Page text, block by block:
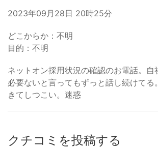
2023年09月28日 20時25分
どこからか：不明
目的：不明
ネットオン採用状況の確認のお電話。自
必要ないと言ってもずっと話し続けてる
きてしつこい。迷惑
クチコミを投稿する